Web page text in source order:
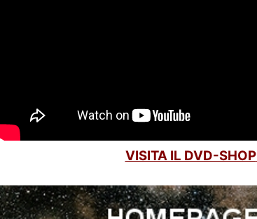
VISITA IL DVD-SHOP